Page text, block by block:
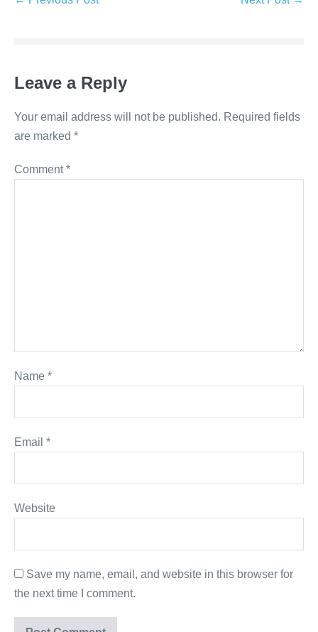
Leave a Reply
Your email address will not be published. Required fields
are marked *
Comment*
Name *
Email *
Website
Save my name, email, and website in this browser for
the next time I comment.